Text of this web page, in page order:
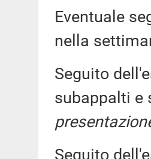
Eventuale
nella
Seguito
subappalti e
Seguito